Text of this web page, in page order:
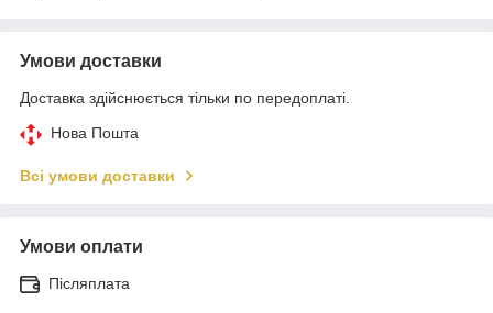
Умови доставки
Доставка здійснюється тільки по передоплаті.
Нова Пошта
Всі умови доставки
Умови оплати
Післяплата